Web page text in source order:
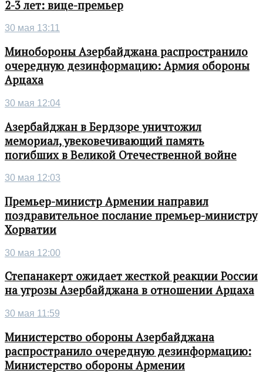
2-3 лет: вице-премьер
30 мая 13:11
Минобороны Азербайджана распространило
очередную дезинформацию: Армия обороны
Арцаха
30 мая 12:04
Азербайджан в Бердзоре уничтожил
мемориал, увековечивающий память
погибших в Великой Отечественной войне
30 мая 12:03
Премьер-министр Армении направил
поздравительное послание премьер-министру
Хорватии
30 мая 12:00
Степанакерт ожидает жесткой реакции России
на угрозы Азербайджана в отношении Арцаха
30 мая 11:59
Министерство обороны Азербайджана
распространило очередную дезинформацию:
Министерство обороны Армении